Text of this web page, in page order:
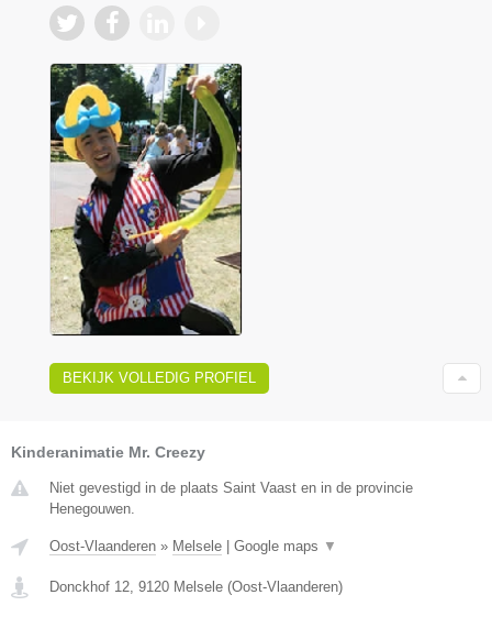
BEKIJK VOLLEDIG PROFIEL
Kinderanimatie Mr. Creezy
Niet gevestigd in de plaats Saint Vaast en in de provincie
Henegouwen.
Oost-Vlaanderen » Melsele Google maps ▼
Donckhof 12, 9120 Melsele (Oost-Vlaanderen)